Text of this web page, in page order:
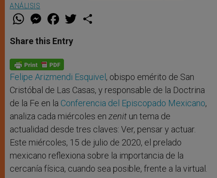
ANÁLISIS
W
t
s
p
p
M
e
s
e
g
e
r
F
a
e
b
o
k
w
Share this Entry
Felipe Arizmendi Esquivel, obispo emérito de San
Cristóbal de Las Casas, y responsable de la Doctrina
de la Fe en la Conferencia del Episcopado Mexicano,
analiza cada miércoles en zenit un tema de
actualidad desde tres claves: Ver, pensar y actuar.
Este miércoles, 15 de julio de 2020, el prelado
mexicano reflexiona sobre la importancia de la
cercanía física, cuando sea posible, frente a la virtual.